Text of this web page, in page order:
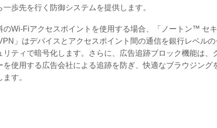
一歩先を行く防御システムを提供します。
のWi-Fiアクセスポイントを使用する場合、「ノートン™ セキ
」はデバイスとアクセスポイント間の通信を銀行レベルの
リティで暗号化します。さらに、広告追跡ブロック機能は、
を使用する広告会社による追跡を防ぎ、快適なブラウジング
ます。